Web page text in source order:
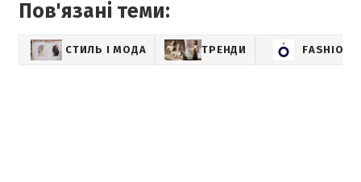
Пов'язані теми:
СТИЛЬ І МОДА ТРЕНДИ FASHION